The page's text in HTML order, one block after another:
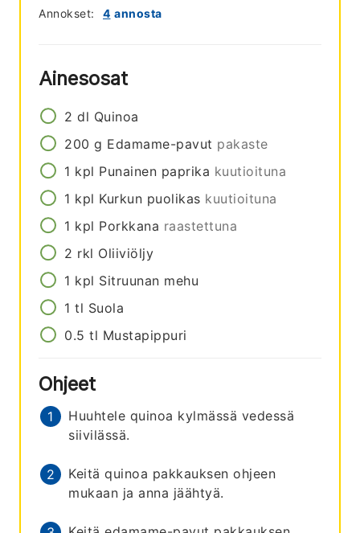
Annokset: 4 annosta
Ainesosat
2 dl Quinoa
200 g Edamame-pavut pakaste
1 kpl Punainen paprika kuutioituna
1 kpl Kurkun puolikas kuutioituna
1 kpl Porkkana raastettuna
2 rkl Oliiviöljy
1 kpl Sitruunan mehu
1 tl Suola
0.5 tl Mustapippuri
Ohjeet
Huuhtele quinoa kylmässä vedessä
siivilässä.
Keitä quinoa pakkauksen ohjeen
mukaan ja anna jäähtyä.